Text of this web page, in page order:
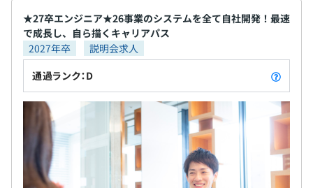
★27卒エンジニア★26事業のシステムを全て自社開発！最速
で成長し、自ら描くキャリアパス
2027年卒
説明会求人
通過ランク：D